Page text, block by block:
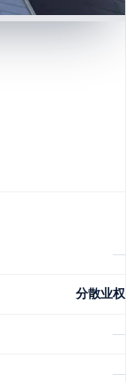
—
分散业权
—
—